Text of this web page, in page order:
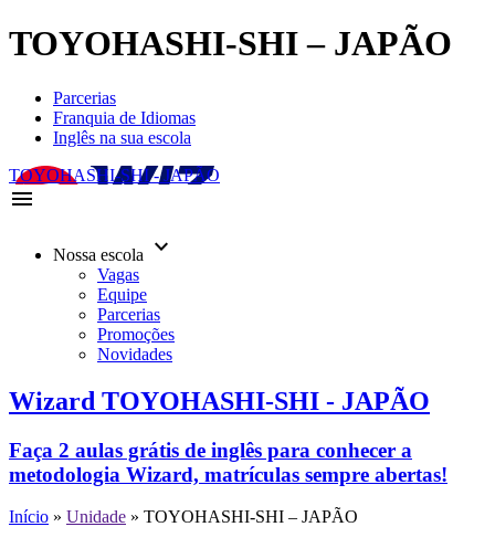
TOYOHASHI-SHI – JAPÃO
Parcerias
Franquia de Idiomas
Inglês na sua escola
TOYOHASHI-SHI - JAPÃO
menu
Nossa escola keyboard_arrow_down
Vagas
Equipe
Parcerias
Promoções
Novidades
Wizard TOYOHASHI-SHI - JAPÃO
Faça 2 aulas grátis de inglês para conhecer a
metodologia Wizard, matrículas sempre abertas!
Início » Unidade » TOYOHASHI-SHI – JAPÃO